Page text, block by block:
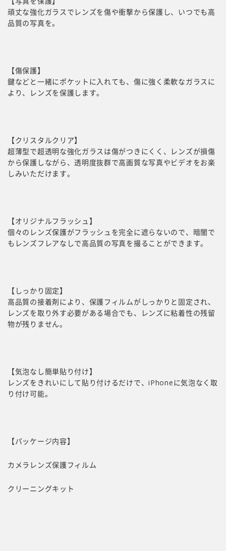
頑丈な強化ガラスでレンズを傷や衝撃から保護し、いつでも高
品質の写真を。
【傷保護】
鍵などと一緒にポケットに入れても、傷に強く柔軟なガラスに
より、レンズを保護します。
【クリスタルクリア】
超薄型で超透明な強化ガラスは傷がつきにくく、レンズが損傷
から保護しながら、透明度抜群で高画質な写真やビデオをお楽
しみいただけます。
【オリジナルフラッシュ】
個々のレンズ保護がフラッシュを完全に遮らないので、暗闇で
もレンズフレアなしで高品質の写真を撮ることができます。
【しっかり固定】
高品質の接着剤により、保護フィルムがしっかりと固定され、
レンズを取り外す必要がある場合でも、レンズに粘着性の残留
物が残りません。
【気泡なし簡単貼り付け】
レンズをきれいにして貼り付けるだけで、iPhoneに気泡なく取
り付け可能。
【パッケージ内容】
カメラレンズ保護フィルム
クリーニングキット